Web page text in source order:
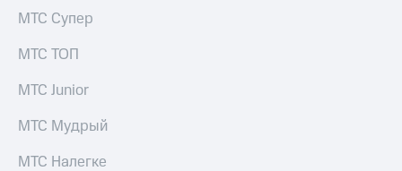
телефон
Перейти
в МТС
номером
Поддержка
и подписки
Семейная
группа
Скидка
общие
подписки
и услуги,
к геолокации
МТС Супер
МТС ТОП
МТС Junior
МТС Мудрый
МТС Налегке